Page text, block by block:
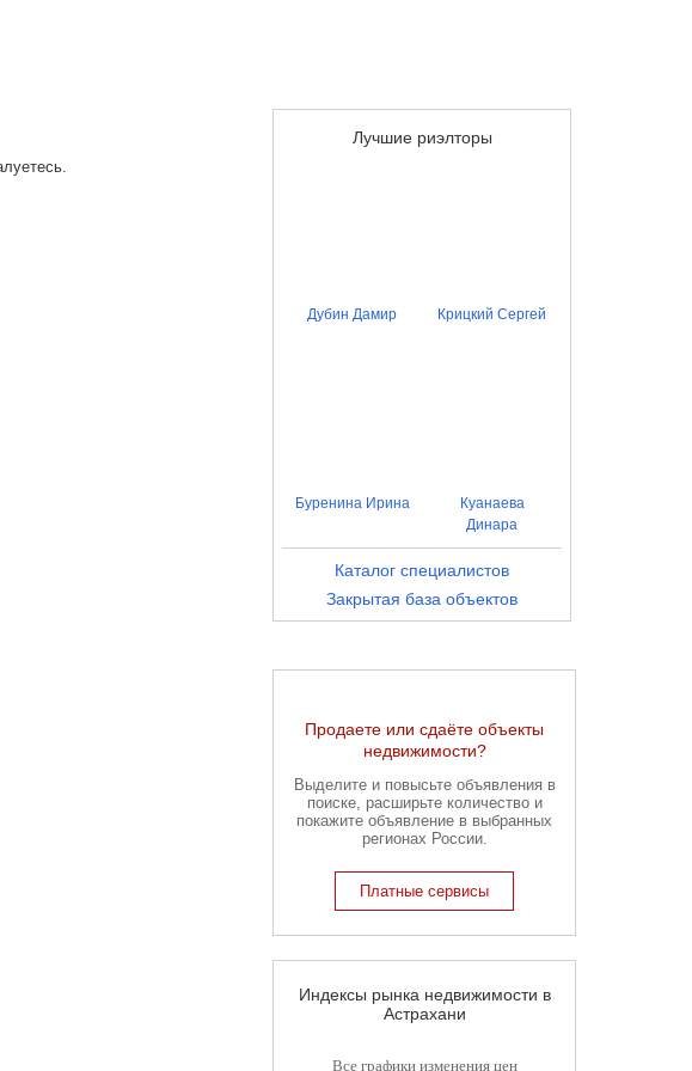
Лучшие риэлторы
Дубин Дамир Крицкий Сергей
Буренина Ирина
Куанаева
Динара
Каталог специалистов
Закрытая база объектов
Продаете или сдаёте объекты
недвижимости?
Выделите и повысьте объявления в
поиске, расширьте количество и
покажите объявление в выбранных
регионах России.
Платные сервисы
Индексы рынка недвижимости в
Астрахани
Все графики изменения цен